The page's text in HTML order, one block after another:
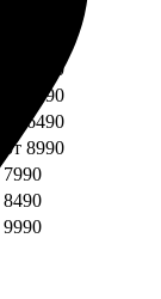
от 4990
от 5990
от 6490
от 8990
7990
8490
9990